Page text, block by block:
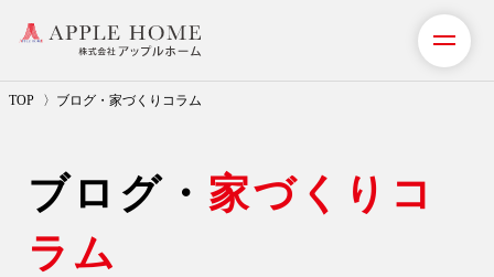
TOP ブログ・家づくりコラム
ブログ・ 家づくりコ
ラム
事業紹介（注文住宅）